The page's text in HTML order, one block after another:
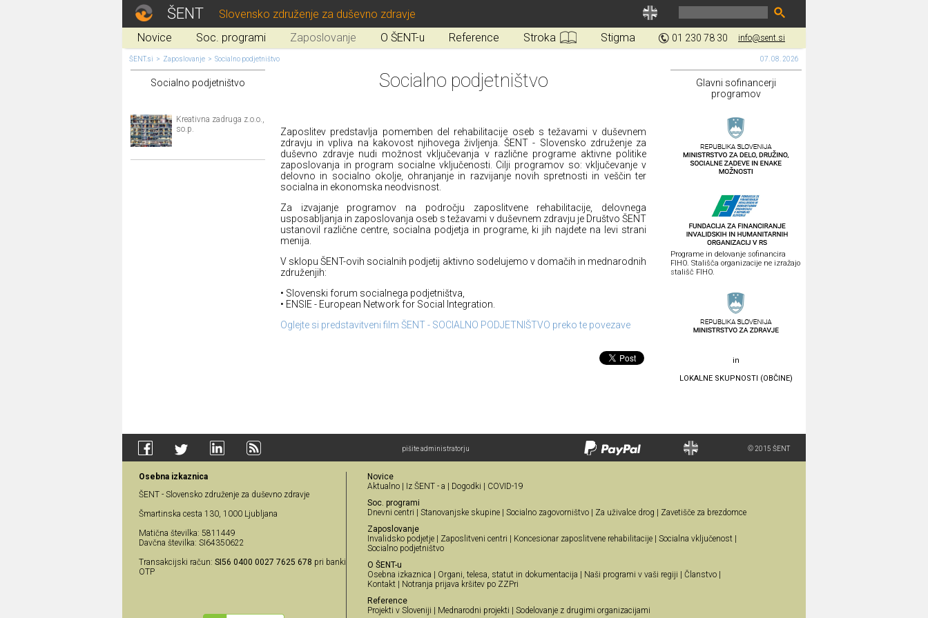
ŠENT Slovensko združenje za duševno zdravje
01 230 78 30
Novice Soc. programi Zaposlovanje O ŠENT-u Reference Stroka Stigma info@sent.si
07. 08. 2026
ŠENT.si > Zaposlovanje > Socialno podjetništvo
Socialno podjetništvo
Kreativna zadruga z.o.o.,
so.p.
Socialno podjetništvo
Zaposlitev predstavlja pomemben del rehabilitacije oseb s težavami v duševnem
zdravju in vpliva na kakovost njihovega življenja. ŠENT - Slovensko združenje za
duševno zdravje nudi možnost vključevanja v različne programe aktivne politike
zaposlovanja in program socialne vključenosti. Cilji programov so: vključevanje v
delovno in socialno okolje, ohranjanje in razvijanje novih spretnosti in veščin ter
socialna in ekonomska neodvisnost.
Za izvajanje programov na področju zaposlitvene rehabilitacije, delovnega
usposabljanja in zaposlovanja oseb s težavami v duševnem zdravju je Društvo ŠENT
ustanovil različne centre, socialna podjetja in programe, ki jih najdete na levi strani
menija.
V sklopu ŠENT-ovih socialnih podjetij aktivno sodelujemo v domačih in mednarodnih
združenjih:
• Slovenski forum socialnega podjetništva,
• ENSIE - European Network for Social Integration.
Oglejte si predstavitveni film ŠENT - SOCIALNO PODJETNIŠTVO preko te povezave
Glavni sofinancerji
programov
Programe in delovanje sofinancira
FIHO. Stališča organizacije ne izražajo
stališč FIHO.
in
LOKALNE SKUPNOSTI (OBČINE)
pišite administratorju © 2015 ŠENT
Osebna izkaznica
ŠENT - Slovensko združenje za duševno zdravje
Šmartinska cesta 130, 1000 Ljubljana
Matična številka: 5811449
Davčna številka: SI64350622
Transakcijski račun: SI56 0400 0027 7625 678 pri banki
OTP
Novice
Aktualno
Iz ŠENT - a Dogodki
COVID-19
Soc. programi
Dnevni centri
Stanovanjske skupine Socialno zagovorništvo Za uživalce drog
Zavetišče za brezdomce
Zaposlovanje
Invalidsko podjetje
Zaposlitveni centri Koncesionar zaposlitvene rehabilitacije Socialna vključenost
Socialno podjetništvo
O ŠENT-u
Osebna izkaznica
Organi, telesa, statut in dokumentacija Naši programi v vaši regiji Članstvo
Kontakt
Notranja prijava kršitev po ZZPri
Reference
Projekti v Sloveniji
Mednarodni projekti Sodelovanje z drugimi organizacijami